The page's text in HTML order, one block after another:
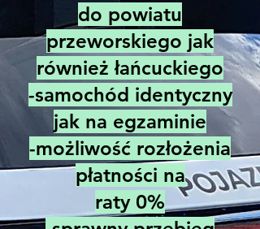
do powiatu
przeworskiego jak
również łańcuckiego
-samochód identyczny
jak na egzaminie
-możliwość rozłożenia
płatności na
raty 0%